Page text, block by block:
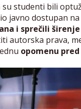
su studenti bili
javno dostupan
i sprečili širenje
autorska prava,
opomenu